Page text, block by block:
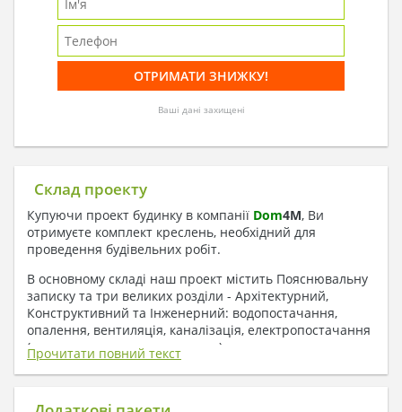
Ваші дані захищені
Склад проекту
Купуючи проект будинку в компанії Dom4M, Ви
отримуєте комплект креслень, необхідний для
проведення будівельних робіт.
В основному складі наш проект містить Пояснювальну
записку та три великих розділи - Архітектурний,
Конструктивний та Інженерний: водопостачання,
опалення, вентиляція, каналізація, електропостачання
( купується за додаткову плату ).
1. До складу Архітектурного розділу
Прочитати повний текст